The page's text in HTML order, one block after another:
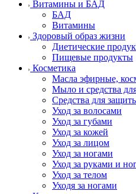
Витамины и БАД
БАД
Витамины
Здоровый образ жизни
Диетические
Пищевые продукты
Косметика
Масла эфирные,
Мыло и средства
Средства для
Уход за волосами
Уход за губами
Уход за кожей
Уход за лицом
Уход за ногами
Уход за руками и
Уход за телом
Уходя за ногами